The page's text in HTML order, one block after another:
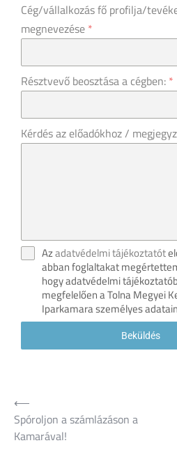
Cég/vállalkozás fő profilja/
megnevezése *
Résztvevő beosztása a cégben: *
Kérdés az előadókhoz /
Azadatvédelmi tájékoztatót
abban foglaltakat
hogy adatvédelmi
megfelelően a Tolna Megyei
Iparkamara személyes
Beküldés
Bejegyzés
navigáció
⟵
Spóroljon a számlázáson a
Kamarával!